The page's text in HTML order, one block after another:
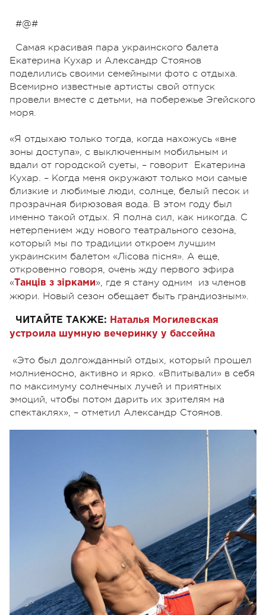
#@#
Самая красивая пара украинского балета
Екатерина Кухар и Александр Стоянов
поделились своими семейными фото с отдыха.
Всемирно известные артисты свой отпуск
провели вместе с детьми, на побережье Эгейского
моря.
«Я отдыхаю только тогда, когда нахожусь «вне
зоны доступа», с выключенным мобильным и
вдали от городской суеты, – говорит Екатерина
Кухар. – Когда меня окружают только мои самые
близкие и любимые люди, солнце, белый песок и
прозрачная бирюзовая вода. В этом году был
именно такой отдых. Я полна сил, как никогда. С
нетерпением жду нового театрального сезона,
который мы по традиции откроем лучшим
украинским балетом «Лісова пісня». А еще,
откровенно говоря, очень жду первого эфира
«Танців з зірками», где я стану одним из членов
жюри. Новый сезон обещает быть грандиозным».
ЧИТАЙТЕ ТАКЖЕ: Наталья Могилевская
устроила шумную вечеринку у бассейна
«Это был долгожданный отдых, который прошел
молниеносно, активно и ярко. «Впитывали» в себя
по максимуму солнечных лучей и приятных
эмоций, чтобы потом дарить их зрителям на
спектаклях», – отметил Александр Стоянов.